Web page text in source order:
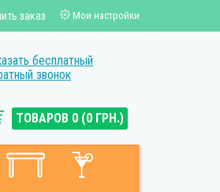
заказ Мои настройки
бесплатный
звонок
ТОВАРОВ 0 (0 ГРН.)